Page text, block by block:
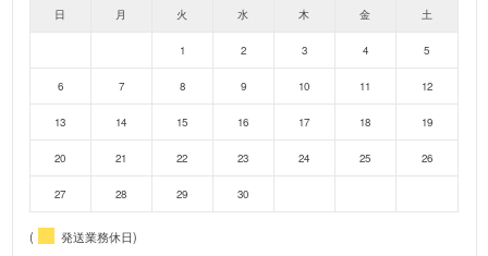
日 月 火 水 木 金 土
1 2 3 4 5
6 7 8 9 10 11 12
13 14 15 16 17 18 19
20 21 22 23 24 25 26
27 28 29 30
( 発送業務休日)